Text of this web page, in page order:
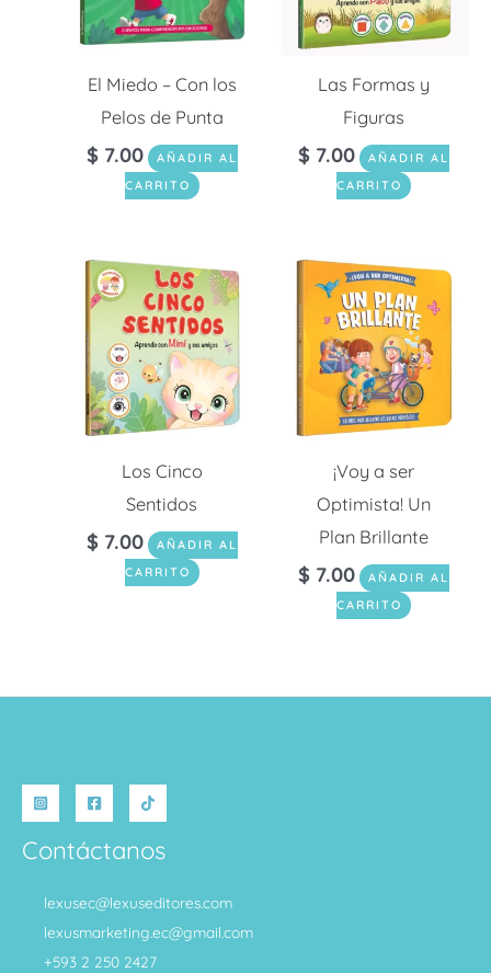
El Miedo – Con los
Pelos de Punta
$ 7.00
AÑADIR AL
CARRITO
Las Formas y
Figuras
$ 7.00
AÑADIR AL
CARRITO
Los Cinco
Sentidos
$ 7.00
AÑADIR AL
CARRITO
¡Voy a ser
Optimista! Un
Plan Brillante
$ 7.00
AÑADIR AL
CARRITO
Contáctanos
lexusec@lexuseditores.com
lexusmarketing.ec@gmail.com
+593 2 250 2427